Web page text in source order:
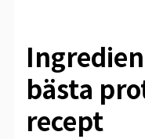
bästa
recept